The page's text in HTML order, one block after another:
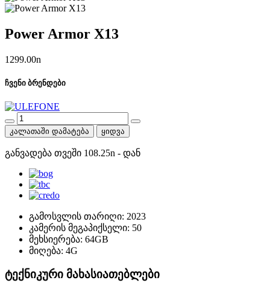
Power Armor X13
1299.00n
ჩვენი ბრენდები
კალათაში დამატება ყიდვა
განვადება თვეში 108.25n - დან
გამოსვლის თარიღი: 2023
კამერის მეგაპიქსელი: 50
მეხსიერება: 64GB
მიღება: 4G
ტექნიკური მახასიათებლები